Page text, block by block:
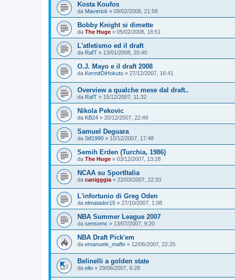
Kosta Koufos
da Maverick » 09/02/2008, 21:58
Bobby Knight si dimette
da The Huge » 05/02/2008, 18:51
L'atletismo ed il draft
da RafT » 13/01/2008, 20:40
O.J. Mayo e il draft 2008
da KermitDiHokuto » 27/12/2007, 16:41
Overview a qualche mese dal draft..
da RafT » 15/12/2007, 11:32
Nikola Pekovic
da KB24 » 20/12/2007, 22:49
Samuel Deguara
da Stf1990 » 10/12/2007, 17:48
Semih Erden (Turchia, 1986)
da The Huge » 03/12/2007, 13:28
NCAA su SportItalia
da canigggia » 22/03/2007, 22:33
L'infortunio di Greg Oden
da elmatador15 » 27/10/2007, 1:08
NBA Summer League 2007
da sensomc » 13/07/2007, 9:20
NBA Draft Pick'em
da emanuele_maffe » 12/06/2007, 22:25
Belinelli a golden state
da elio » 29/06/2007, 6:28